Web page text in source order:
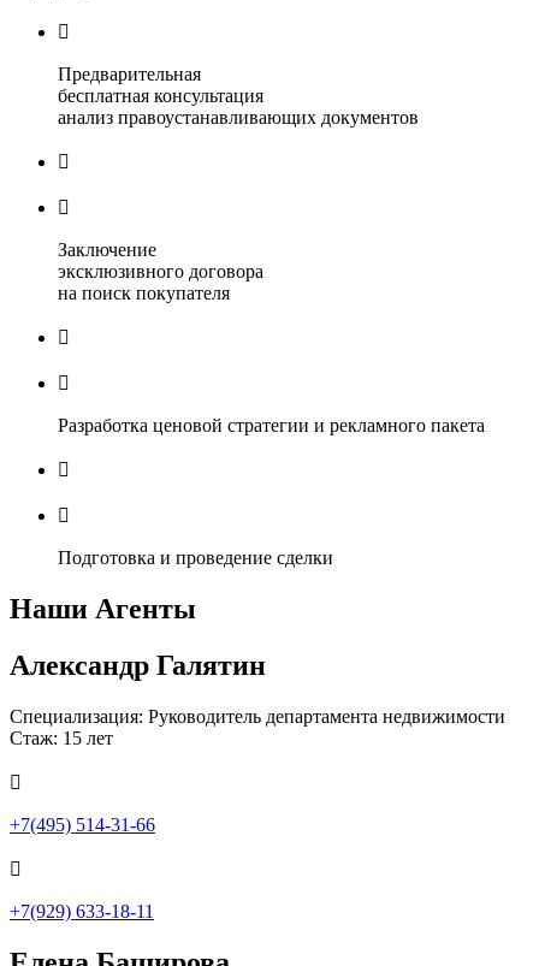

Предварительная
бесплатная консультация
анализ правоустанавливающих документов


Заключение
эксклюзивного договора
на поиск покупателя


Разработка ценовой стратегии и рекламного пакета


Подготовка и проведение сделки
Наши Агенты
Александр Галятин
Специализация: Руководитель департамента недвижимости
Стаж: 15 лет

+7(495) 514-31-66

+7(929) 633-18-11